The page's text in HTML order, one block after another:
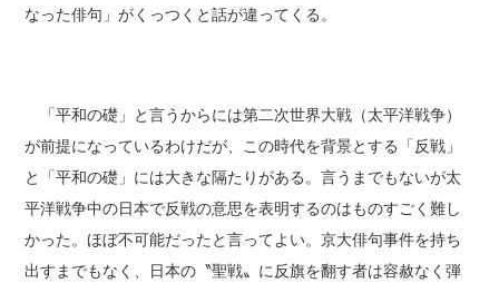
なった俳句」がくっつくと話が違ってくる。
「平和の礎」と言うからには第二次世界大戦（太平洋戦争）
が前提になっているわけだが、この時代を背景とする「反戦」
と「平和の礎」には大きな隔たりがある。言うまでもないが太
平洋戦争中の日本で反戦の意思を表明するのはものすごく難し
かった。ほぼ不可能だったと言ってよい。京大俳句事件を持ち
出すまでもなく、日本の〝聖戦〟に反旗を翻す者は容赦なく弾